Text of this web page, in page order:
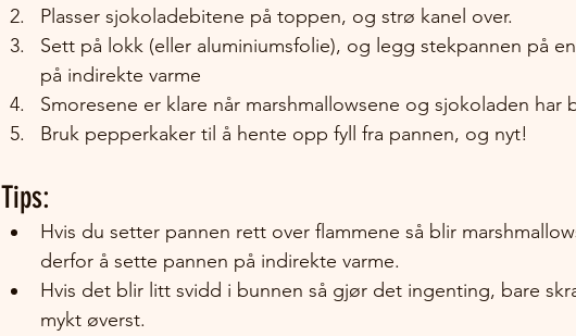
Plasser sjokoladebitene på toppen, og strø kanel over.
Sett på lokk (eller aluminiumsfolie), og legg stekpannen på
på indirekte varme
Smoresene er klare når marshmallowsene og sjokoladen har
Bruk pepperkaker til å hente opp fyll fra pannen, og nyt!
Tips:
Hvis du setter pannen rett over flammene så blir
derfor å sette pannen på indirekte varme.
Hvis det blir litt svidd i bunnen så gjør det ingenting, bare
mykt øverst.